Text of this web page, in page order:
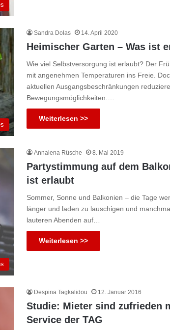
Sandra Dolas 14. April 2020
Heimischer Garten – Was ist
Wie viel Selbstversorgung ist erlaubt? Der
mit angenehmen Temperaturen ins Freie.
aktuellen Ausgangsbeschränkungen
Bewegungsmöglichkeiten.…
Weiterlesen >>
Annalena Rüsche 8. Mai 2019
Partystimmung auf dem
ist erlaubt
Sommer, Sonne und Balkonien – die Tage
länger und laden zu lauschigen und
lauteren Abenden auf…
Weiterlesen >>
Despina Tagkalidou 12. Januar 2016
Studie: Mieter sind zufrieden
Service der TAG